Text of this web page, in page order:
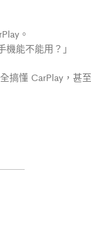
。
能不能用？」
懂 CarPlay，甚